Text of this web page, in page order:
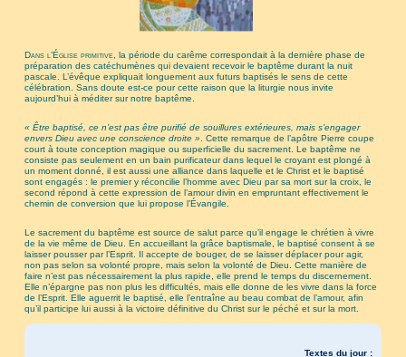
Dans l’Église primitive, la période du carême correspondait à la dernière phase de
préparation des catéchumènes qui devaient recevoir le baptême durant la nuit
pascale. L’évêque expliquait longuement aux futurs baptisés le sens de cette
célébration. Sans doute est-ce pour cette raison que la liturgie nous invite
aujourd’hui à méditer sur notre baptême.
« Être baptisé, ce n’est pas être purifié de souillures extérieures, mais s’engager
envers Dieu avec une conscience droite » . Cette remarque de l’apôtre Pierre coupe
court à toute conception magique ou superficielle du sacrement. Le baptême ne
consiste pas seulement en un bain purificateur dans lequel le croyant est plongé à
un moment donné, il est aussi une alliance dans laquelle et le Christ et le baptisé
sont engagés : le premier y réconcilie l’homme avec Dieu par sa mort sur la croix, le
second répond à cette expression de l’amour divin en empruntant effectivement le
chemin de conversion que lui propose l’Évangile.
Le sacrement du baptême est source de salut parce qu’il engage le chrétien à vivre
de la vie même de Dieu. En accueillant la grâce baptismale, le baptisé consent à se
laisser pousser par l’Esprit. Il accepte de bouger, de se laisser déplacer pour agir,
non pas selon sa volonté propre, mais selon la volonté de Dieu. Cette manière de
faire n’est pas nécessairement la plus rapide, elle prend le temps du discernement.
Elle n’épargne pas non plus les difficultés, mais elle donne de les vivre dans la force
de l’Esprit. Elle aguerrit le baptisé, elle l’entraîne au beau combat de l’amour, afin
qu’il participe lui aussi à la victoire définitive du Christ sur le péché et sur la mort.
Textes du jour :